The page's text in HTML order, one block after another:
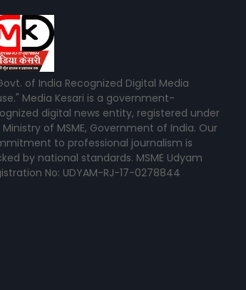
of India Recognized Digital Media
Media Kesari is a government-
digital news entity, registered under
of MSME, Government of India. Our
to professional journalism is
by national standards. MSME Udyam
No: UDYAM-RJ-17-0278844